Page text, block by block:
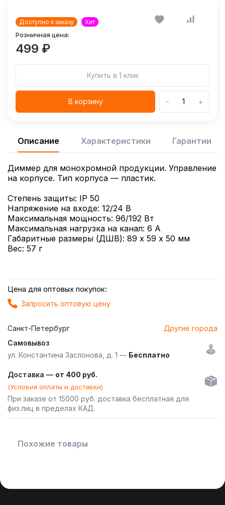
Доступно к заказу Хит
Розничная цена:
499 ₽
Купить в 1 клик
В корзину - +
Описание Характеристики Гарантии
Диммер для монохромной продукции. Управление
на корпусе. Тип корпуса — пластик.
Степень защиты: IP 50
Напряжение на входе: 12/24 В
Максимальная мощность: 96/192 Вт
Максимальная нагрузка на канал: 6 А
Габаритные размеры (ДШВ): 89 х 59 х 50 мм
Вес: 57 г
Цена для оптовых покупок:
Запросить оптовую цену
Санкт-Петербург
Другие города
Самовывоз
ул. Константина Заслонова, д. 1 — Бесплатно
Доставка — от 400 руб.
(Условия оплаты и доставки)
При заказе от 15000 руб. доставка бесплатная для
физ.лиц в пределах КАД.
Похожие товары